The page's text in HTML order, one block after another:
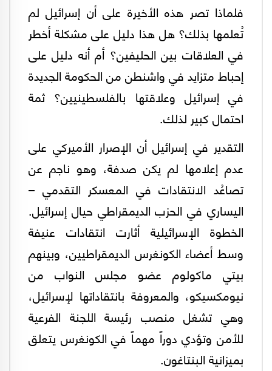
فلماذا تصر هذه الأخيرة على أن إسرائيل لم
تُعلمها بذلك؟ هل هذا دليل على مشكلة أخطر
في العلاقات بين الحليفين؟ أم أنه دليل على
إحباط متزايد في واشنطن من الحكومة الجديدة
في إسرائيل وعلاقتها بالفلسطينيين؟ ثمة
احتمال كبير لذلك.
التقدير في إسرائيل أن الإصرار الأميركي على
عدم إعلامها لم يكن صدفة، وهو ناجم عن
تصاعُد الانتقادات في المعسكر التقدمي –
اليساري في الحزب الديمقراطي حيال إسرائيل.
الخطوة الإسرائيلية أثارت انتقادات عنيفة
وسط أعضاء الكونغرس الديمقراطيين، وبينهم
بيتي ماكولوم عضو مجلس النواب من
نيومكسيكو، والمعروفة بانتقاداتها لإسرائيل،
وهي تشغل منصب رئيسة اللجنة الفرعية
للأمن وتؤدي دوراً مهماً في الكونغرس يتعلق
بميزانية البنتاغون.